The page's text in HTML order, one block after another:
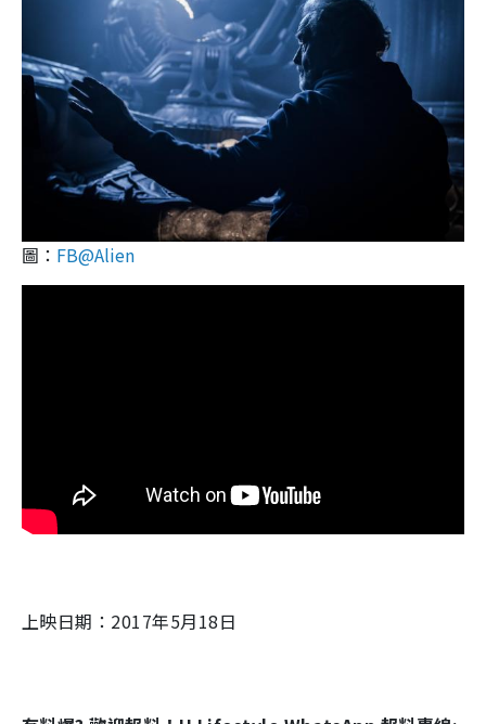
圖： FB@Alien
上映日期：2017年5月18日